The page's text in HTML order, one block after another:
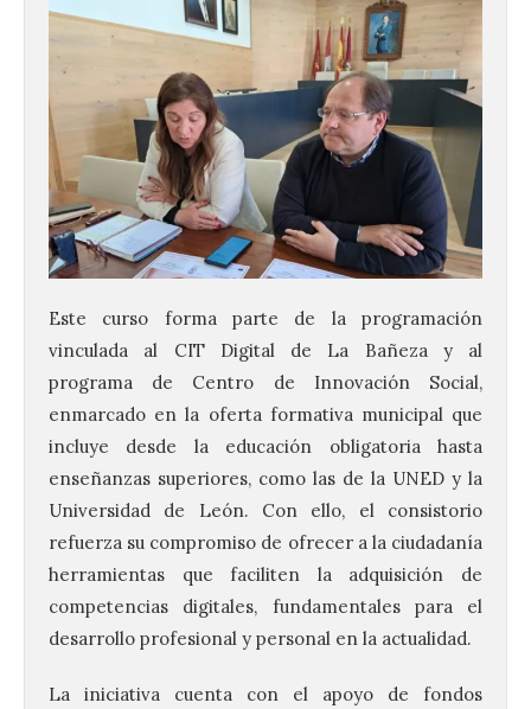
Este curso forma parte de la programación
vinculada al CIT Digital de La Bañeza y al
programa de Centro de Innovación Social,
enmarcado en la oferta formativa municipal que
incluye desde la educación obligatoria hasta
enseñanzas superiores, como las de la UNED y la
Universidad de León. Con ello, el consistorio
refuerza su compromiso de ofrecer a la ciudadanía
herramientas que faciliten la adquisición de
competencias digitales, fundamentales para el
desarrollo profesional y personal en la actualidad.
La iniciativa cuenta con el apoyo de fondos